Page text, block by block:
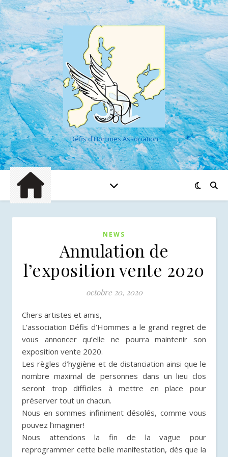
Défis d'Hommes Association
NEWS
Annulation de
l’exposition vente 2020
octobre 20, 2020
Chers artistes et amis,
L’association Défis d’Hommes a le grand regret de
vous annoncer qu’elle ne pourra maintenir son
exposition vente 2020.
Les règles d’hygiène et de distanciation ainsi que le
nombre maximal de personnes dans un lieu clos
seront trop difficiles à mettre en place pour
préserver tout un chacun.
Nous en sommes infiniment désolés, comme vous
pouvez l’imaginer!
Nous attendons la fin de la vague pour
reprogrammer cette belle manifestation, dès que la